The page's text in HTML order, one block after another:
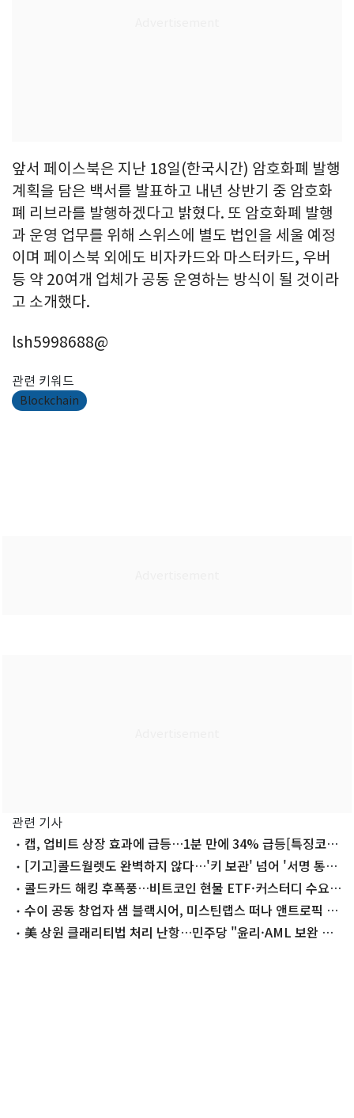
앞서 페이스북은 지난 18일(한국시간) 암호화폐 발행
계획을 담은 백서를 발표하고 내년 상반기 중 암호화
폐 리브라를 발행하겠다고 밝혔다. 또 암호화폐 발행
과 운영 업무를 위해 스위스에 별도 법인을 세울 예정
이며 페이스북 외에도 비자카드와 마스터카드, 우버
등 약 20여개 업체가 공동 운영하는 방식이 될 것이라
고 소개했다.
lsh5998688@
관련 키워드
Blockchain
관련 기사
캡, 업비트 상장 효과에 급등…1분 만에 34% 급등[특징코
인][기고]콜드월렛도 완벽하지 않다…'키 보관' 넘어 '서명 통제'
물어야
콜드카드 해킹 후폭풍…비트코인 현물 ETF·커스터디 수요
커진다
수이 공동 창업자 샘 블랙시어, 미스틴랩스 떠나 앤트로픽 합
류 美 상원 클래리티법 처리 난항…민주당 "윤리·AML 보완 우